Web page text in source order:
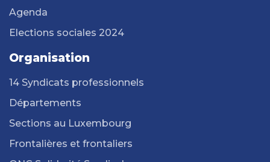
Agenda
Elections sociales 2024
Organisation
14 Syndicats professionnels
Départements
Sections au Luxembourg
Frontalières et frontaliers